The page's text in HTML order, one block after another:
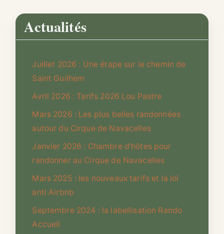
Actualités
Juillet 2026 : Une étape sur le chemin de
Saint Guilhem
Avril 2026 : Tarifs 2026 Lou Pastre
Mars 2026 : Les plus belles randonnées
autour du Cirque de Navacelles
Janvier 2026 : Chambre d’hôtes pour
randonner au Cirque de Navacelles
Mars 2025 : les nouveaux tarifs et la loi
anti Airbnb
Septembre 2024 : la labellisation Rando
Accueil